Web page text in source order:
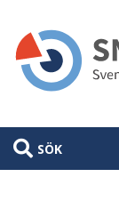
huvudinnehåll
SÖK